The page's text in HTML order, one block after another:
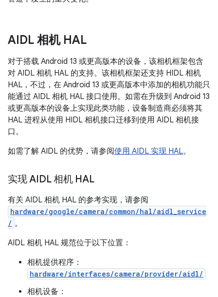
AIDL 相机 HAL
对于搭载 Android 13 或更高版本的设备，该相机框架包含
对 AIDL 相机 HAL 的支持。该相机框架还支持 HIDL 相机
HAL，不过，在 Android 13 或更高版本中添加的相机功能只
能通过 AIDL 相机 HAL 接口使用。如需在升级到 Android 13
或更高版本的设备上实现此类功能，设备制造商必须将其
HAL 进程从使用 HIDL 相机接口迁移到使用 AIDL 相机接
口。
如需了解 AIDL 的优势，请参阅使用 AIDL 实现 HAL。
实现 AIDL 相机 HAL
有关 AIDL 相机 HAL 的参考实现，请参阅
hardware/google/camera/common/hal/aidl_service
/ 。
AIDL 相机 HAL 规范位于以下位置：
相机提供程序：
hardware/interfaces/camera/provider/aidl/
相机设备：